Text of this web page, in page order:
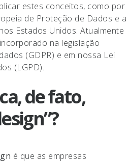
estes conceitos, como por
de Proteção de Dados e a
Estados Unidos. Atualmente
na legislação
(GDPR) e em nossa Lei
(LGPD).
de fato,
é que as empresas